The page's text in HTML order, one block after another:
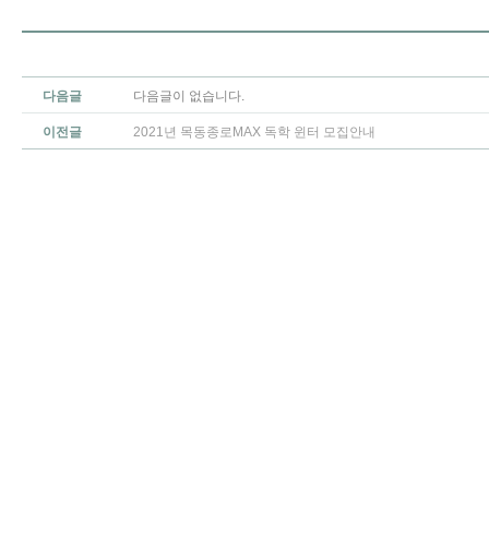
다음글 다음글이 없습니다.
이전글 2021년 목동종로MAX 독학 윈터 모집안내